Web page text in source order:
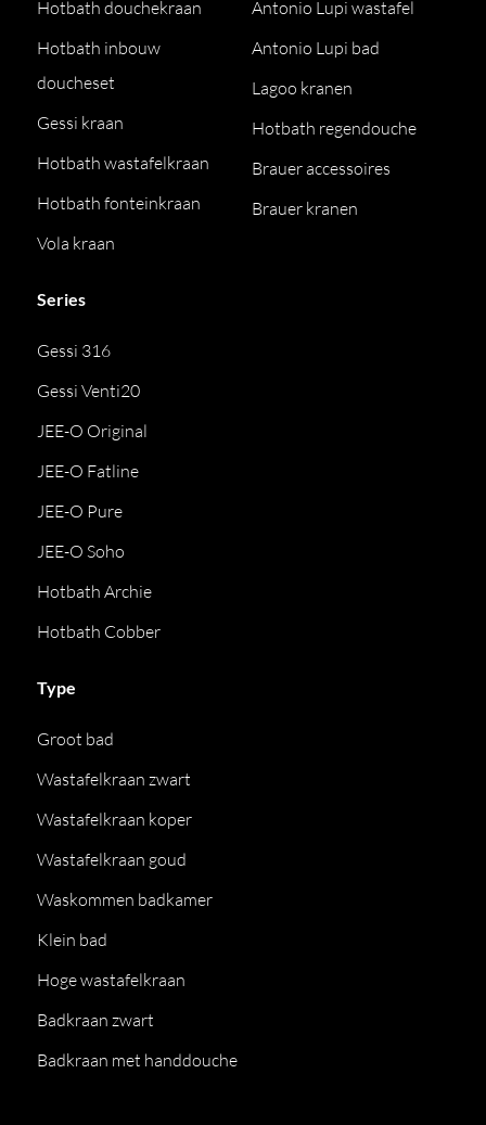
Hotbath douchekraan
Hotbath inbouw
doucheset
Gessi kraan
Hotbath wastafelkraan
Hotbath fonteinkraan
Vola kraan
Antonio Lupi wastafel
Antonio Lupi bad
Lagoo kranen
Hotbath regendouche
Brauer accessoires
Brauer kranen
Series
Gessi 316
Gessi Venti20
JEE-O Original
JEE-O Fatline
JEE-O Pure
JEE-O Soho
Hotbath Archie
Hotbath Cobber
Type
Groot bad
Wastafelkraan zwart
Wastafelkraan koper
Wastafelkraan goud
Waskommen badkamer
Klein bad
Hoge wastafelkraan
Badkraan zwart
Badkraan met handdouche